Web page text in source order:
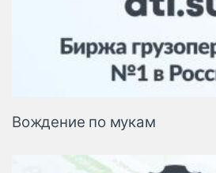
Вождение по мукам